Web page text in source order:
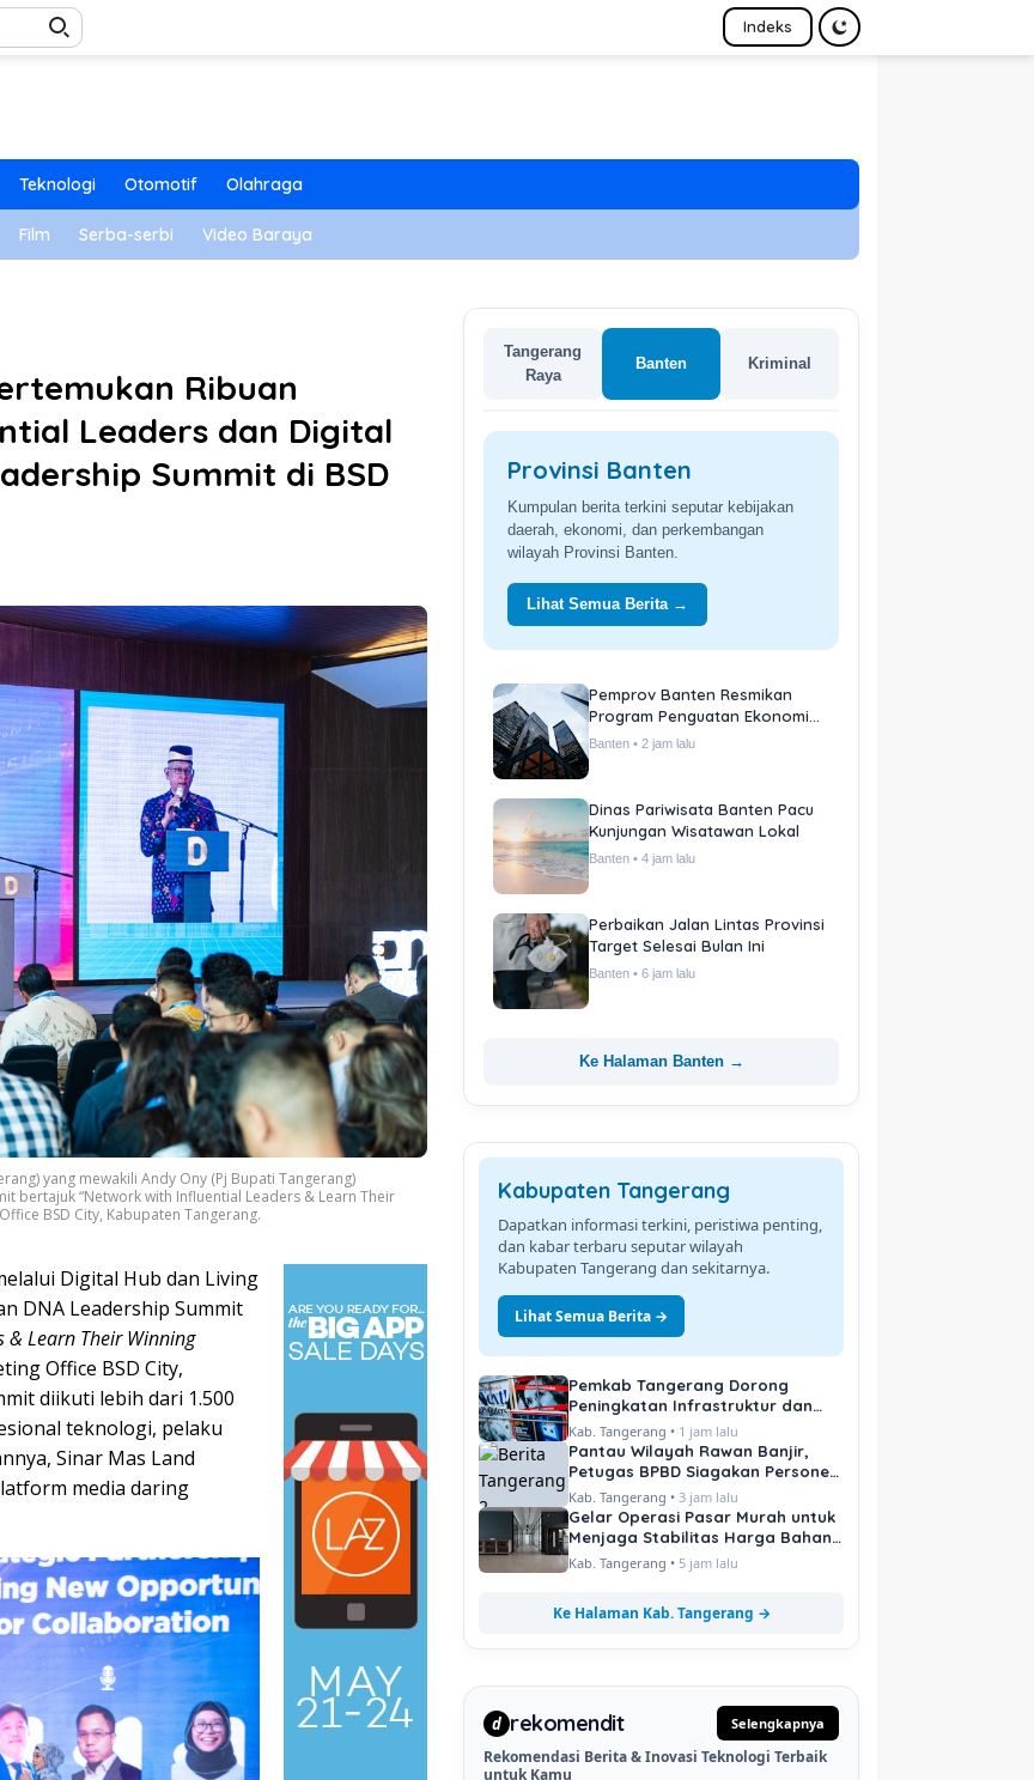
Indeks
Teknologi Otomotif Olahraga
Film Serba-serbi Video Baraya
Ribuan
Leaders dan Digital
Summit di BSD
yang mewakili Andy Ony (Pj Bupati Tangerang)
bertajuk “Network with Influential Leaders & Learn Their
BSD City, Kabupaten Tangerang.
Digital Hub dan Living
DNA Leadership Summit
Learn Their Winning
Office BSD City,
diikuti lebih dari 1.500
teknologi, pelaku
Sinar Mas Land
media daring
Tangerang
Raya
Banten Kriminal
Provinsi Banten
Kumpulan berita terkini seputar kebijakan
daerah, ekonomi, dan perkembangan
wilayah Provinsi Banten.
Lihat Semua Berita →
Pemprov Banten Resmikan
Program Penguatan Ekonomi
Daerah
Banten • 2 jam lalu
Dinas Pariwisata Banten Pacu
Kunjungan Wisatawan Lokal
Banten • 4 jam lalu
Perbaikan Jalan Lintas Provinsi
Target Selesai Bulan Ini
Banten • 6 jam lalu
Ke Halaman Banten →
Kabupaten Tangerang
Dapatkan informasi terkini, peristiwa penting,
dan kabar terbaru seputar wilayah
Kabupaten Tangerang dan sekitarnya.
Lihat Semua Berita →
Pemkab Tangerang Dorong
Peningkatan Infrastruktur dan
Pelayanan Publik
Kab. Tangerang • 1 jam lalu
Pantau Wilayah Rawan Banjir,
Petugas BPBD Siagakan Personel
di Titik Kritis
Kab. Tangerang •3 jam lalu
Gelar Operasi Pasar Murah untuk
Menjaga Stabilitas Harga Bahan
Pokok
Kab. Tangerang • 5 jam lalu
Ke Halaman Kab. Tangerang →
d rekomendit Selengkapnya
Rekomendasi Berita & Inovasi Teknologi Terbaik
untuk Kamu